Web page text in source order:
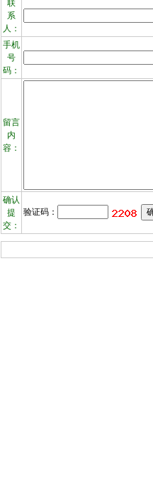
联
系
人：
手机
号
码：
留言
内
容：
确认
提
交：
验证码：